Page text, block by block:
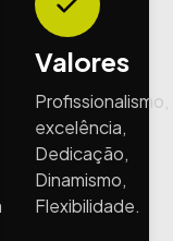
Valores
Profissionalismo,
excelência,
Dedicação,
Dinamismo,
Flexibilidade.